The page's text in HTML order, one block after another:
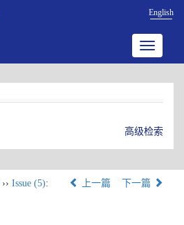
English
Toggle
高级检索
›› Issue (5):
上一篇 下一篇